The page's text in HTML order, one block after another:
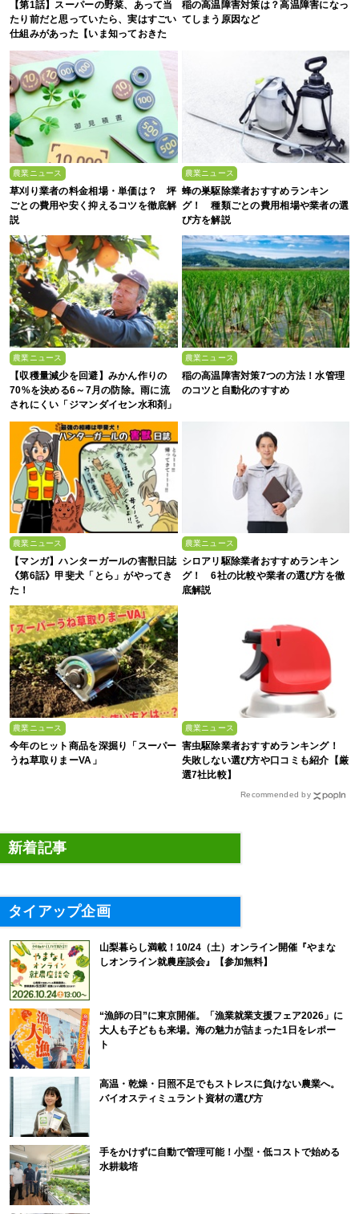
【第1話】スーパーの野菜、あって当
たり前だと思っていたら、実はすごい
仕組みがあった【いま知っておきた
い、これからの”食”の話】
稲の高温障害対策は？高温障害になっ
てしまう原因など
農業ニュース
草刈り業者の料金相場・単価は？ 坪
ごとの費用や安く抑えるコツを徹底解
説
農業ニュース
蜂の巣駆除業者おすすめランキン
グ！ 種類ごとの費用相場や業者の選
び方を解説
農業ニュース
【収穫量減少を回避】みかん作りの
70%を決める6～7月の防除。雨に流
されにくい「ジマンダイセン水和剤」
農業ニュース
稲の高温障害対策7つの方法！水管理
のコツと自動化のすすめ
農業ニュース
【マンガ】ハンターガールの害獣日誌
《第6話》甲斐犬「とら」がやってき
た！
農業ニュース
シロアリ駆除業者おすすめランキン
グ！ 6社の比較や業者の選び方を徹
底解説
農業ニュース
今年のヒット商品を深掘り「スーパー
うね草取りまーVA」
農業ニュース
害虫駆除業者おすすめランキング！
失敗しない選び方や口コミも紹介【厳
選7社比較】
Recommended by
新着記事
タイアップ企画
山梨暮らし満載！10/24（土）オンライン開催『やまな
しオンライン就農座談会』【参加無料】
“漁師の日”に東京開催。「漁業就業支援フェア2026」に
大人も子どもも来場。海の魅力が詰まった1日をレポー
ト
高温・乾燥・日照不足でもストレスに負けない農業へ。
バイオスティミュラント資材の選び方
手をかけずに自動で管理可能！小型・低コストで始める
水耕栽培